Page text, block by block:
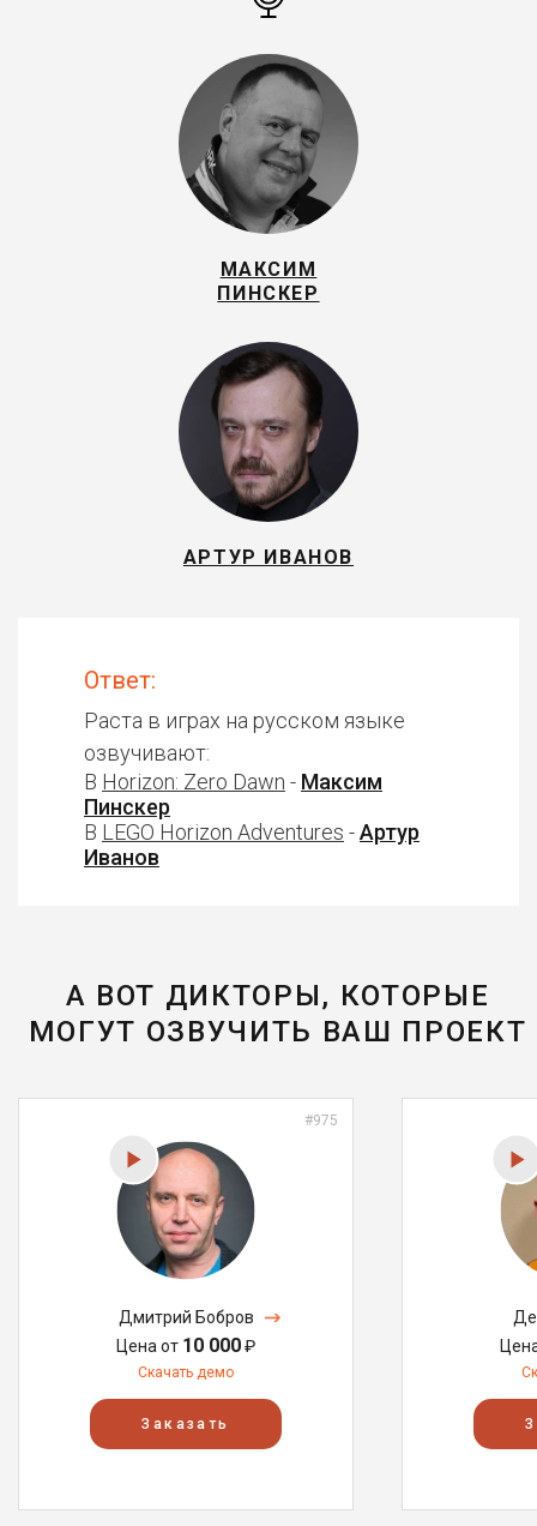
МАКСИМ
ПИНСКЕР
АРТУР ИВАНОВ
Ответ:
Раста в играх на русском языке
озвучивают:
В Horizon: Zero Dawn - Максим
Пинскер
В LEGO Horizon Adventures -Артур
Иванов
А ВОТ ДИКТОРЫ, КОТОРЫЕ
МОГУТ ОЗВУЧИТЬ ВАШ ПРОЕКТ
#975
Дмитрий Бобров
Цена от 10 000₽
Скачать демо
Заказать